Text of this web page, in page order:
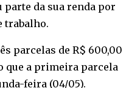
da sua renda por
trabalho.
parcelas de R$ 600,00
que a primeira parcela
feira (04/05).